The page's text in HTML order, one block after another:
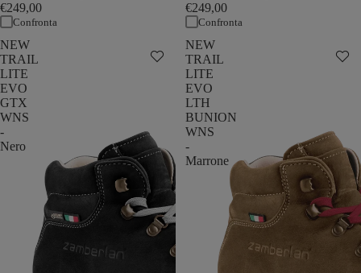
€249,00
Confronta
€249,00
Confronta
NEW
TRAIL
LITE
EVO
GTX
WNS
-
Nero
NEW
TRAIL
LITE
EVO
LTH
BUNION
WNS
-
Marrone